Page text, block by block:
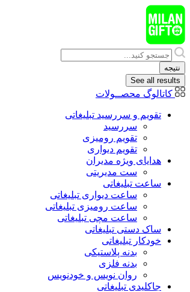
پرش
به
محتوا
Search
...
نتیجه
See all results
کاتالوگ محصــولات
تقویم و سررسید تبلیغاتی
سررسید
تقویم رومیزی
تقویم دیواری
هدایای ويژه مدیران
ست مدیریتی
ساعت تبلیغاتی
ساعت دیواری تبلیغاتی
ساعت رومیزی تبلیغاتی
ساعت مچی تبلیغاتی
ساک دستی تبلیغاتی
خودکار تبلیغاتی
بدنه پلاستیکی
بدنه فلزی
روان نویس و خودنویس
جاکلیدی تبلیغاتی